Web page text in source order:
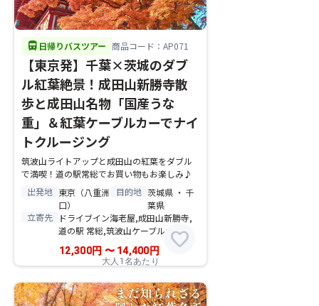
directions_bus 日帰りバスツアー 商品コード：AP071
【東京発】千葉×茨城のダブ
ル紅葉絶景！成田山新勝寺散
歩と成田山名物「国産うな
重」＆紅葉ケーブルカーでナイ
トクルージング
筑波山ライトアップと成田山の紅葉をダブル
で満喫！道の駅常総でお買い物もお楽しみ♪
出発地 東京（八重洲
口）
目的地 茨城県 ・ 千
葉県
立寄先
ドライブイン海老屋,成田山新勝寺,
道の駅 常総,筑波山ケーブルカー
12,300円 〜14,400 円
大人1名あたり
favorite